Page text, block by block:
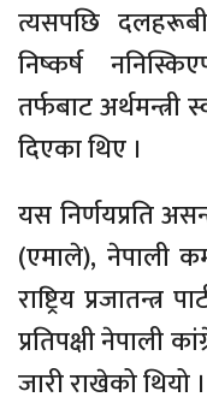
त्यसपछि
निष्कर्ष
तर्फबाट
दिएका थिए ।
यस निर्णयप्रति
(एमाले), नेपाली
राष्ट्रिय
प्रतिपक्षी नेपाली
जारी राखेको थियो ।